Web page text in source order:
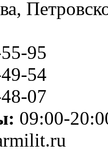
95
54
07
09:00-